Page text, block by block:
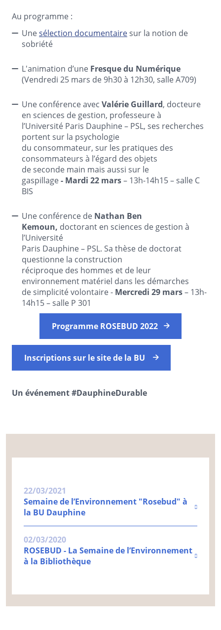
Au programme :
Unesélection documentairesur la notion de
sobriété
L'animation d’une Fresque du Numérique
(Vendredi 25 mars de 9h30 à 12h30, salle A709)
Une conférence avec Valérie Guillard, docteure
en sciences de gestion, professeure à
l’Université Paris Dauphine – PSL, ses recherches
portent sur la psychologie
du consommateur, sur les pratiques des
consommateurs à l’égard des objets
de seconde main mais aussi sur le
gaspillage- Mardi 22 mars– 13h-14h15 – salle C
BIS
Une conférence de Nathan Ben
Kemoun, doctorant en sciences de gestion à
l’Université
Paris Dauphine – PSL. Sa thèse de doctorat
questionne la construction
réciproque des hommes et de leur
environnement matériel dans les démarches
de simplicité volontaire - Mercredi 29 mars– 13h-
14h15 – salle P 301
Programme ROSEBUD 2022
Inscriptions sur le site de la BU
Un événement #DauphineDurable
22/03/2021
Semaine de l’Environnement "Rosebud" à
la BU Dauphine
02/03/2020
ROSEBUD - La Semaine de l’Environnement
à la Bibliothèque